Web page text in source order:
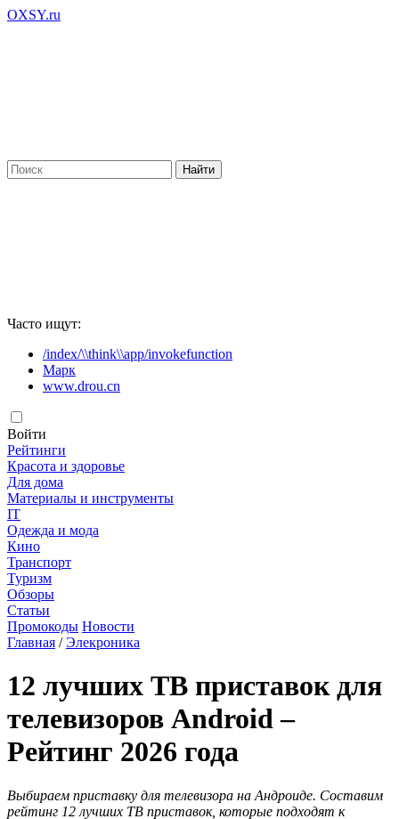
OXSY.ru
Часто ищут:
/index/\\think\\app/invokefunction
Марк
www.drou.cn
Войти
Рейтинги
Красота и здоровье
Для дома
Материалы и инструменты
IT
Одежда и мода
Кино
Транспорт
Туризм
Обзоры
Статьи
Промокоды Новости
Главная /Элекроника
12 лучших ТВ приставок для
телевизоров Android –
Рейтинг 2026 года
Выбираем приставку для телевизора на Андроиде. Составим
рейтинг 12 лучших ТВ приставок, которые подходят к